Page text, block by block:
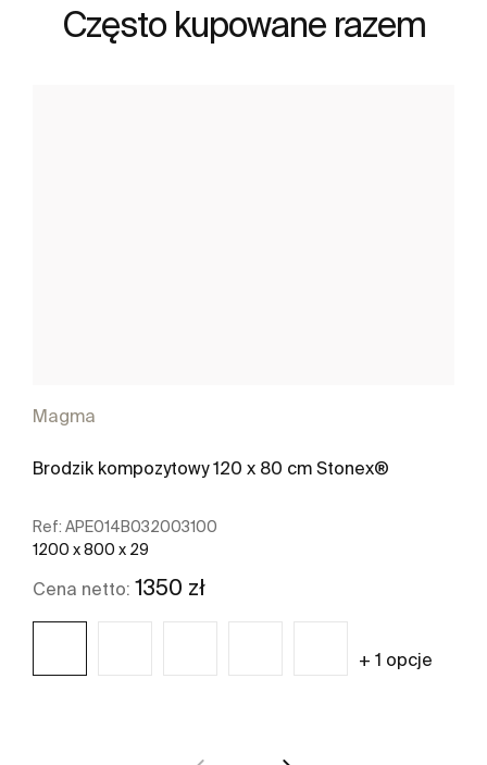
Często kupowane razem
Magma
Brodzik kompozytowy 120 x 80 cm Stonex®
Ref: APE014B032003100
1200 x 800 x 29
Cena netto: 1350 zł
+ 1 opcje